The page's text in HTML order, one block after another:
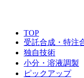
TOP
受託合成・特注
独自技術
小分・溶液調製
ピックアップ